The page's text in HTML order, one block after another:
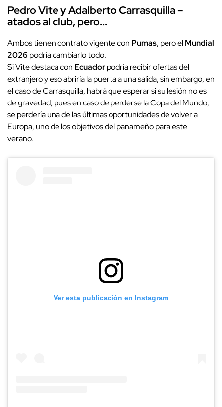
Pedro Vite y Adalberto Carrasquilla –
atados al club, pero...
Ambos tienen contrato vigente con Pumas, pero elMundial
2026podría cambiarlo todo.
Si Vite destaca con Ecuadorpodría recibir ofertas del
extranjero y eso abriría la puerta a una salida, sin embargo, en
el caso de Carrasquilla, habrá que esperar si su lesión no es
de gravedad, pues en caso de perderse la Copa del Mundo,
se perdería una de las últimas oportunidades de volver a
Europa, uno de los objetivos del panameño para este
verano.
Ver esta publicación en Instagram